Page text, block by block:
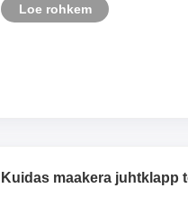
Loe rohkem
Kuidas maakera juhtklapp